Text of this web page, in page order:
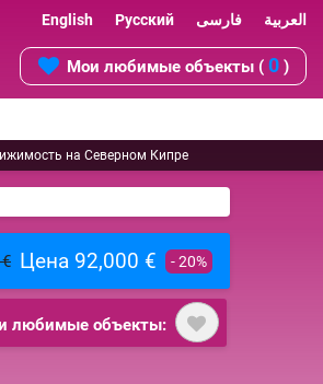
English Русский فارسی العربية
Мои любимые объекты ( 0 )
на Северном Кипре
Цена 92,000 € - 20%
любимые объекты: